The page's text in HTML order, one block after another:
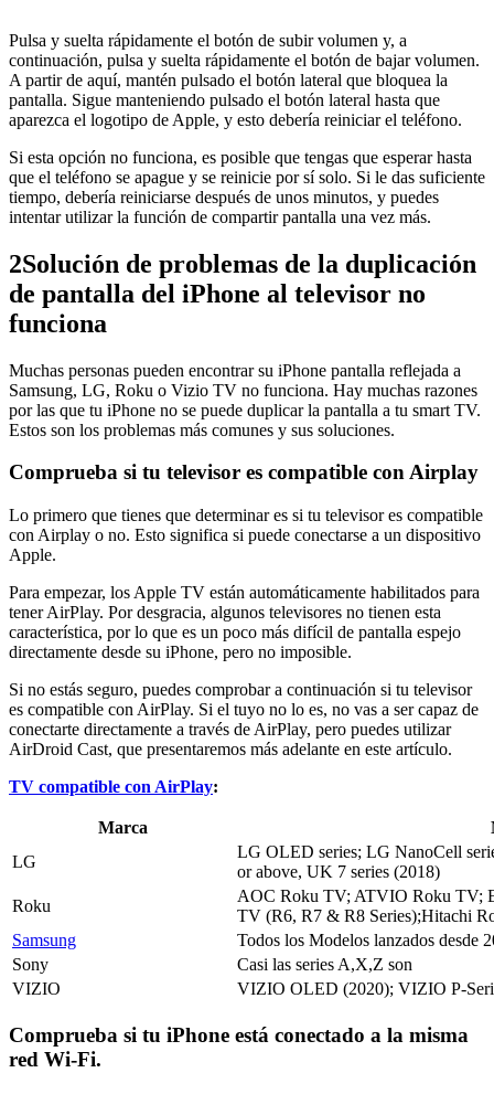
Pulsa y suelta rápidamente el botón de subir volumen y, a
continuación, pulsa y suelta rápidamente el botón de bajar volumen.
A partir de aquí, mantén pulsado el botón lateral que bloquea la
pantalla. Sigue manteniendo pulsado el botón lateral hasta que
aparezca el logotipo de Apple, y esto debería reiniciar el teléfono.
Si esta opción no funciona, es posible que tengas que esperar hasta
que el teléfono se apague y se reinicie por sí solo. Si le das suficiente
tiempo, debería reiniciarse después de unos minutos, y puedes
intentar utilizar la función de compartir pantalla una vez más.
2Solución de problemas de la duplicación
de pantalla del iPhone al televisor no
funciona
Muchas personas pueden encontrar su iPhone pantalla reflejada a
Samsung, LG, Roku o Vizio TV no funciona. Hay muchas razones
por las que tu iPhone no se puede duplicar la pantalla a tu smart TV.
Estos son los problemas más comunes y sus soluciones.
Comprueba si tu televisor es compatible con Airplay
Lo primero que tienes que determinar es si tu televisor es compatible
con Airplay o no. Esto significa si puede conectarse a un dispositivo
Apple.
Para empezar, los Apple TV están automáticamente habilitados para
tener AirPlay. Por desgracia, algunos televisores no tienen esta
característica, por lo que es un poco más difícil de pantalla espejo
directamente desde su iPhone, pero no imposible.
Si no estás seguro, puedes comprobar a continuación si tu televisor
es compatible con AirPlay. Si el tuyo no lo es, no vas a ser capaz de
conectarte directamente a través de AirPlay, pero puedes utilizar
AirDroid Cast, que presentaremos más adelante en este artículo.
TV compatible con AirPlay:
Marca
LG
LG OLED series; LG NanoCell
or above, UK 7 series (2018)
Roku
AOC Roku TV; ATVIO Roku TV;
TV (R6, R7 & R8 Series);Hitachi
Samsung
Todos los Modelos lanzados desde
Sony
Casi las series A,X,Z son
VIZIO
VIZIO OLED (2020); VIZIO
Comprueba si tu iPhone está conectado a la misma
red Wi-Fi.